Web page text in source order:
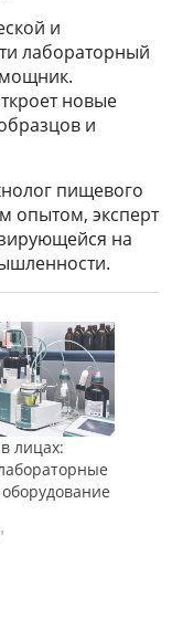
и
лабораторный
новые
и
пищевого
опытом, эксперт
на
лицах: